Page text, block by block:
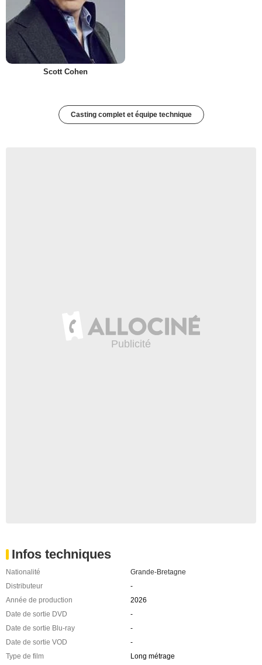
Scott Cohen
Casting complet et équipe technique
Infos techniques
Nationalité
Grande-Bretagne
Distributeur
-
Année de production
2026
Date de sortie DVD
-
Date de sortie Blu-ray
-
Date de sortie VOD
-
Type de film
Long métrage